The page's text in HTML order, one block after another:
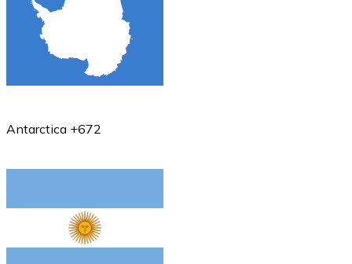
Antarctica +672